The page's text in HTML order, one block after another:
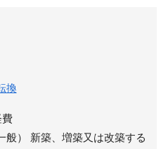
換
般） 新築、増築又は改築する